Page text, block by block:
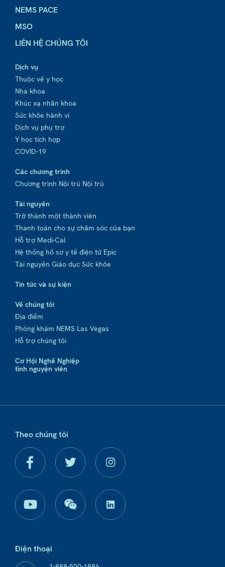
NEMS PACE
MSO
LIÊN HỆ CHÚNG TÔI
Dịch vụ
Thuộc về y học
Nha khoa
Khúc xạ nhãn khoa
Sức khỏe hành vi
Dịch vụ phụ trợ
Y học tích hợp
COVID-19
Các chương trình
Chương trình Nội trú Nội trú
Tài nguyên
Trở thành một thành viên
Thanh toán cho sự chăm sóc của bạn
Hỗ trợ Medi-Cal
Hệ thống hồ sơ y tế điện tử Epic
Tài nguyên Giáo dục Sức khỏe
Tin tức và sự kiện
Về chúng tôi
Địa điểm
Phòng khám NEMS Las Vegas
Hỗ trợ chúng tôi
Cơ Hội Nghề Nghiệp
tình nguyện viên
Theo chúng tôi
Điện thoại